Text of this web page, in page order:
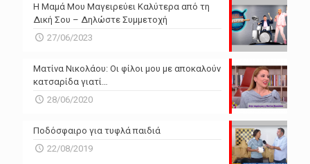
Η Μαμά Μου Μαγειρεύει Καλύτερα από τη
Δική Σου – Δηλώστε Συμμετοχή
27/06/2023
Ματίνα Νικολάου: Οι φίλοι μου με αποκαλούν
κατσαρίδα γιατί…
28/06/2020
Ποδόσφαιρο για τυφλά παιδιά
22/08/2019